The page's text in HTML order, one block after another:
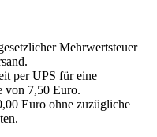
Mehrwertsteuer
per UPS für eine
von 7,50 Euro.
Euro ohne zuzügliche